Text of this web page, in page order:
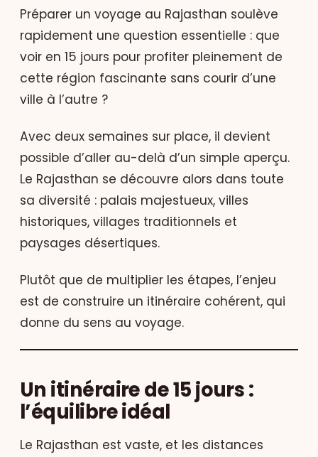
Préparer un voyage au Rajasthan soulève
rapidement une question essentielle : que
voir en 15 jours pour profiter pleinement de
cette région fascinante sans courir d’une
ville à l’autre ?
Avec deux semaines sur place, il devient
possible d’aller au-delà d’un simple aperçu.
Le Rajasthan se découvre alors dans toute
sa diversité : palais majestueux, villes
historiques, villages traditionnels et
paysages désertiques.
Plutôt que de multiplier les étapes, l’enjeu
est de construire un itinéraire cohérent, qui
donne du sens au voyage.
Un itinéraire de 15 jours :
l’équilibre idéal
Le Rajasthan est vaste, et les distances